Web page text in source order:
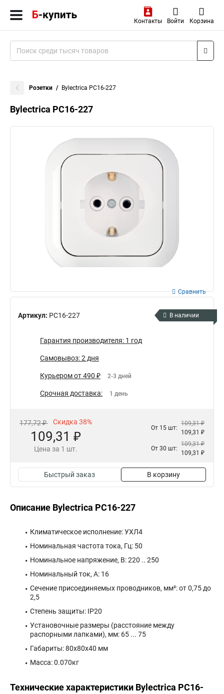
Контакты Войти Корзина
Розетки Bylectrica РС16-227
Bylectrica РС16-227
Артикул: РС16-227
Сравнить
В наличии
Гарантия производителя: 1 год
Самовывоз: 2 дня
Курьером от 490 ₽ 2-3 дней
Срочная доставка: 1 день
177,72 ₽ Скидка 38%
109,31 ₽
Цена за 1 шт.
От 15 шт:
109,31 ₽
109,31 ₽
От 30 шт:
109,31 ₽
109,31 ₽
Быстрый заказ В корзину
Описание Bylectrica РС16-227
Климатическое исполнение: УХЛ4
Номинальная частота тока, Гц: 50
Номинальное напряжение, В: 220 .. 250
Номинальный ток, А: 16
Сечение присоединяемых проводников, мм²: от 0,75 до
2,5
Степень защиты: IP20
Установочные размеры (расстояние между
распорными лапками), мм: 65 ... 75
Габариты: 80x80x40 мм
Масса: 0.070кг
Технические характеристики Bylectrica РС16-